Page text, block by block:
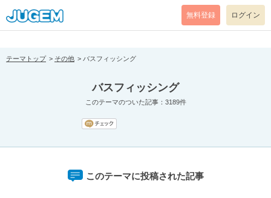
[pear_error: message="Success" code=0 mode=return level=notice
prefix="" info=""]
無料登録 ログイン
テーマトップ その他 バスフィッシング
バスフィッシング
このテーマのついた記事：3189件
このテーマに投稿された記事